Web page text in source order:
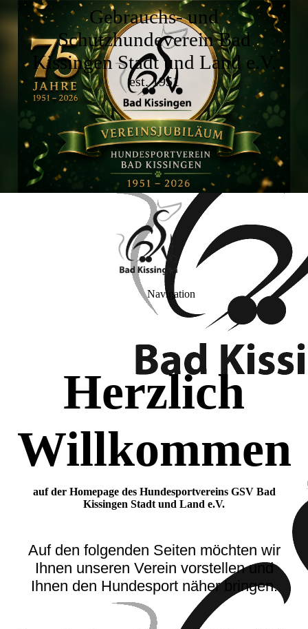
Gebrauchs- und
Schutzhundeverein Bad
Kissingen Stadt und Land e.V.
est. 1951
Navigation
Herzlich
Willkommen
auf der Homepage des Hundesportvereins GSV Bad
Kissingen Stadt und Land e.V.
Auf den folgenden Seiten möchten wir
Ihnen unseren Verein vorstellen und
Ihnen den Hundesport näher bringen.